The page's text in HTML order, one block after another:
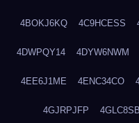
4BOKJ6KQ 4C9HCESS
4DWPQY14 4DYW6NWM
4EE6J1ME 4ENC34CO
4GJRPJFP